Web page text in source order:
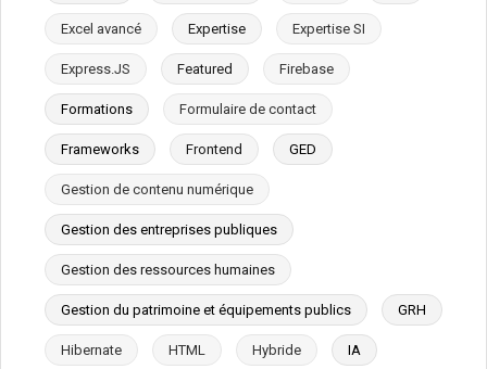
Excel avancé Expertise Expertise SI
Express.JS Featured Firebase
Formations Formulaire de contact
Frameworks Frontend GED
Gestion de contenu numérique
Gestion des entreprises publiques
Gestion des ressources humaines
Gestion du patrimoine et équipements publics GRH
Hibernate HTML Hybride IA